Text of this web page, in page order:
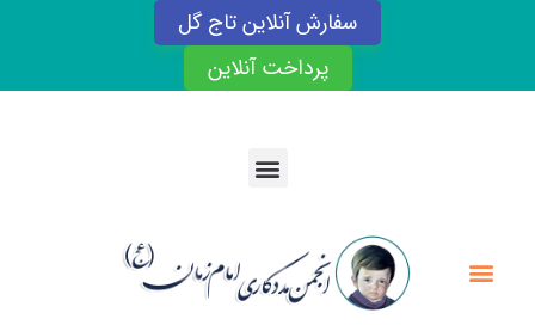
سفارش آنلاین تاج گل
پرداخت آنلاین
Menu